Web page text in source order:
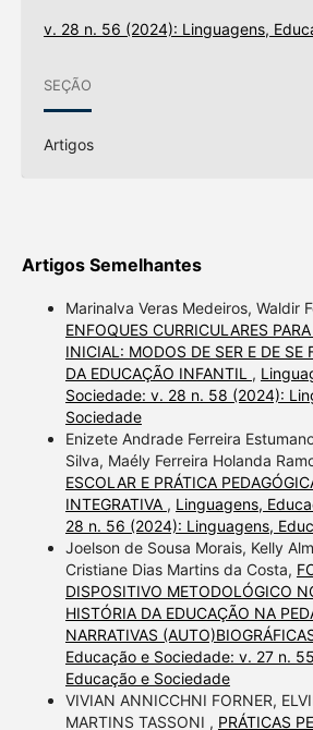
v. 28 n. 56 (2024): Linguagens,
SEÇÃO
Artigos
Artigos Semelhantes
Marinalva Veras Medeiros, Waldir
ENFOQUES CURRICULARES
INICIAL: MODOS DE SER E DE SE
DA EDUCAÇÃO INFANTIL ,
Sociedade: v. 28 n. 58 (2024):
Sociedade
Enizete Andrade Ferreira
Silva, Maély Ferreira Holanda
ESCOLAR E PRÁTICA
INTEGRATIVA , Linguagens,
28 n. 56 (2024): Linguagens,
Joelson de Sousa Morais, Kelly
Cristiane Dias Martins da Costa,
DISPOSITIVO METODOLÓGICO
HISTÓRIA DA EDUCAÇÃO NA
NARRATIVAS
Educação e Sociedade: v. 27 n.
Educação e Sociedade
VIVIAN ANNICCHNI FORNER,
MARTINS TASSONI , PRÁTICAS